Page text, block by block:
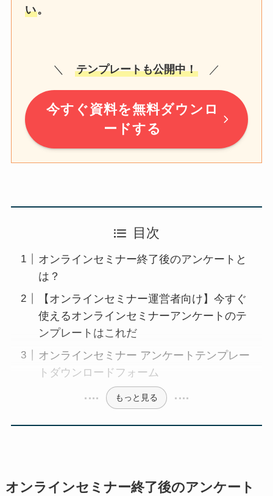
い。
＼ テンプレートも公開中！ ／
今すぐ資料を無料ダウンロ
ードする
目次
オンラインセミナー終了後のアンケートと
は？
【オンラインセミナー運営者向け】今すぐ
使えるオンラインセミナーアンケートのテ
ンプレートはこれだ
オンラインセミナー アンケートテンプレー
トダウンロードフォーム
もっと見る
オンラインセミナー終了後のアンケート